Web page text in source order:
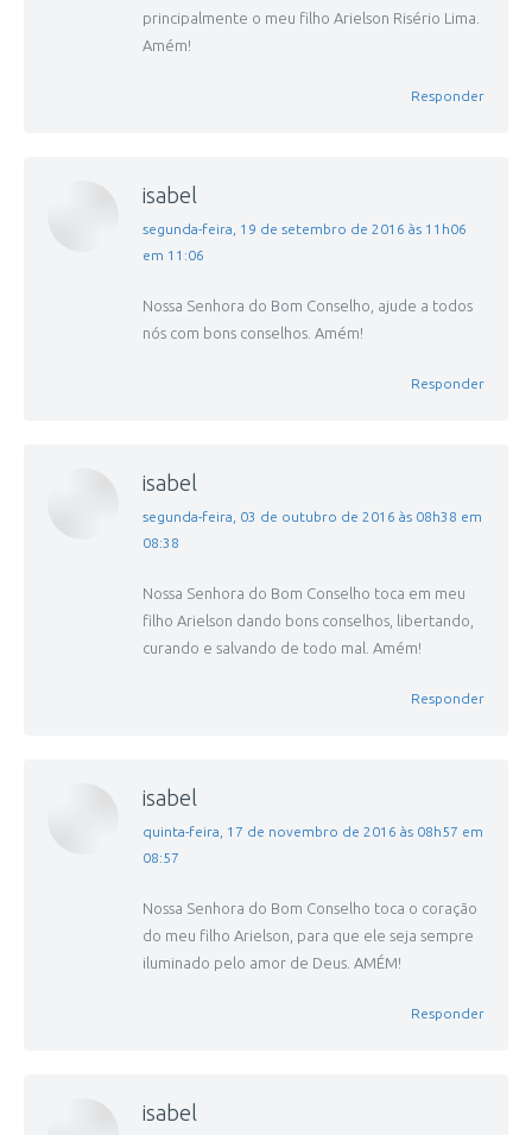
principalmente o meu filho Arielson Risério Lima.
Amém!
Responder
isabel
disse:
segunda-feira, 19 de setembro de 2016 às 11h06
em 11:06
Nossa Senhora do Bom Conselho, ajude a todos
nós com bons conselhos. Amém!
Responder
isabel
disse:
segunda-feira, 03 de outubro de 2016 às 08h38 em
08:38
Nossa Senhora do Bom Conselho toca em meu
filho Arielson dando bons conselhos, libertando,
curando e salvando de todo mal. Amém!
Responder
isabel
disse:
quinta-feira, 17 de novembro de 2016 às 08h57 em
08:57
Nossa Senhora do Bom Conselho toca o coração
do meu filho Arielson, para que ele seja sempre
iluminado pelo amor de Deus. AMÉM!
Responder
isabel